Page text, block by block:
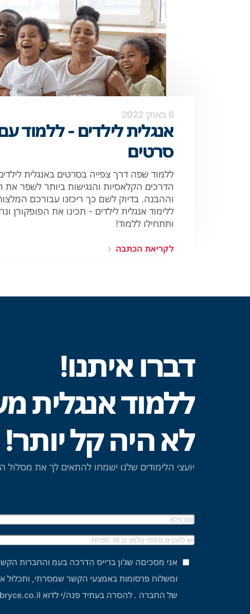
6 באוק׳ 2022
אנגלית לילדים - ללמוד
סרטים
ללמוד שפה דרך צפייה בסרטים באנגלית
הדרכים הקלאסיות והנגישות ביותר לשפר את
וההבנה. בדיוק לשם כך ריכזנו עבורכם
ללימוד אנגלית לילדים - תכינו את הפופקורן
ותתחילו ללמוד!
לקריאת הכתבה
דברו איתנו!
ללמוד אנגלית
לא היה קל יותר!
יועצי הלימודים שלנו ישמחו להתאים לך את מסלול
אני מסכיםה שג'ון ברייס הדרכה בעמ והחברות
ומשלוח פרסומות באמצעי הקשר שמסרתי, ותכלול
של החברה . להסרה בעתיד פנה/י לדוא infomail@johnbryce.co.il